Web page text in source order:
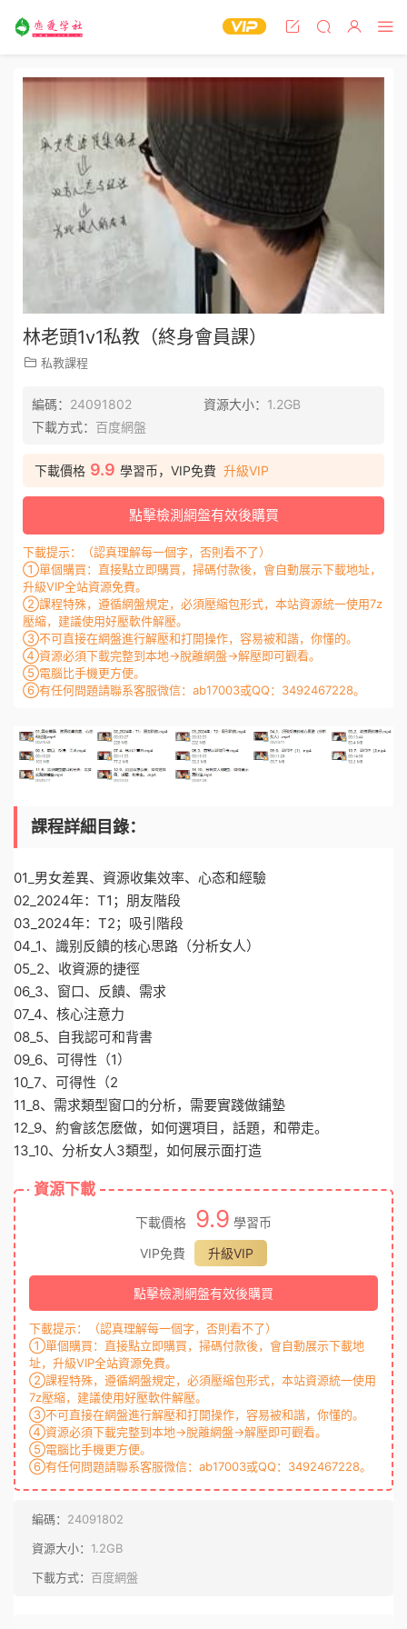
林老頭1v1私教（終身會員課）
私教課程
編碼： 24091802 資源大小： 1.2GB
下載方式： 百度網盤
下載價格 9.9 學習币，VIP免費 升級VIP
點擊檢測網盤有效後購買
下載提示：（認真理解每一個字，否則看不了）
①單個購買：直接點立即購買，掃碼付款後，會自動展示下載地址，
升級VIP全站資源免費。
②課程特殊，遵循網盤規定，必須壓縮包形式，本站資源統一使用7z
壓縮，建議使用好壓軟件解壓。
③不可直接在網盤進行解壓和打開操作，容易被和諧，你懂的。
④資源必須下載完整到本地→脫離網盤→解壓即可觀看。
⑤電腦比手機更方便。
⑥有任何問題請聯系客服微信：ab17003或QQ：3492467228。
課程詳細目錄：
01_男女差異、資源收集效率、心态和經驗
02_2024年：T1；朋友階段
03_2024年：T2；吸引階段
04_1、識别反饋的核心思路（分析女人）
05_2、收資源的捷徑
06_3、窗口、反饋、需求
07_4、核心注意力
08_5、自我認可和背書
09_6、可得性（1）
10_7、可得性（2
11_8、需求類型窗口的分析，需要實踐做鋪墊
12_9、約會該怎麽做，如何選項目，話題，和帶走。
13_10、分析女人3類型，如何展示面打造
資源下載
下載價格 9.9 學習币
VIP免費
升級VIP
點擊檢測網盤有效後購買
下載提示：（認真理解每一個字，否則看不了）
①單個購買：直接點立即購買，掃碼付款後，會自動展示下載地
址，升級VIP全站資源免費。
②課程特殊，遵循網盤規定，必須壓縮包形式，本站資源統一使用
7z壓縮，建議使用好壓軟件解壓。
③不可直接在網盤進行解壓和打開操作，容易被和諧，你懂的。
④資源必須下載完整到本地→脫離網盤→解壓即可觀看。
⑤電腦比手機更方便。
⑥有任何問題請聯系客服微信：ab17003或QQ：3492467228。
編碼： 24091802
資源大小： 1.2GB
下載方式： 百度網盤